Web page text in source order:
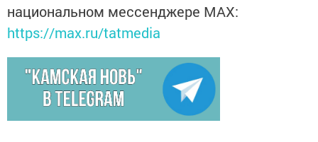
национальном мессенджере MАХ:
https://max.ru/tatmedia